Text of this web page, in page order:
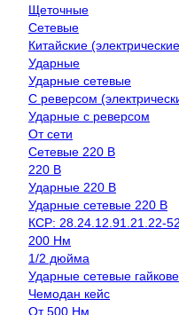
Щеточные
Сетевые
Китайские
Ударные
Ударные сетевые
С реверсом
Ударные с реверсом
От сети
Сетевые 220 В
220 В
Ударные 220 В
Ударные сетевые 220 В
КСР: 28.24.12.91.21.22-
200 Нм
1/2 дюйма
Ударные сетевые
Чемодан кейс
От 500 Нм